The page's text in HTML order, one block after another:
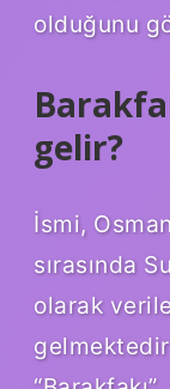
olduğunu
gelir?
İsmi,
sırasında
olarak